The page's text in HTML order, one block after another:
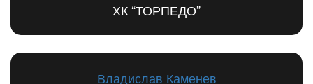
ХК “ТОРПЕДО”
Владислав Каменев